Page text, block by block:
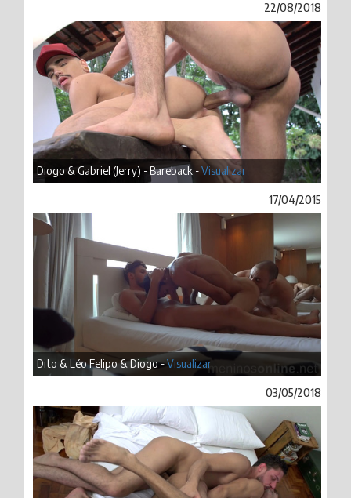
22/08/2018
Diogo & Gabriel (Jerry) - Bareback -Visualizar
17/04/2015
Dito & Léo Felipo & Diogo -Visualizar
03/05/2018